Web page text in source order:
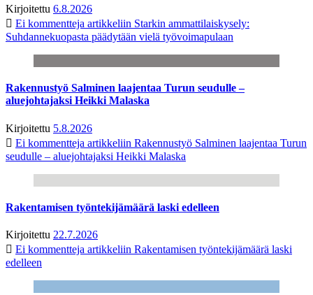
Kirjoitettu 6.8.2026
Ei kommentteja artikkeliin Starkin ammattilaiskysely:
Suhdannekuopasta päädytään vielä työvoimapulaan
Rakennustyö Salminen laajentaa Turun seudulle –
aluejohtajaksi Heikki Malaska
Kirjoitettu 5.8.2026
Ei kommentteja artikkeliin Rakennustyö Salminen laajentaa Turun
seudulle – aluejohtajaksi Heikki Malaska
Rakentamisen työntekijämäärä laski edelleen
Kirjoitettu 22.7.2026
Ei kommentteja artikkeliin Rakentamisen työntekijämäärä laski
edelleen